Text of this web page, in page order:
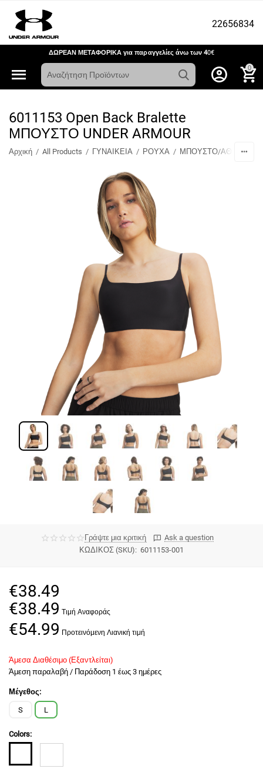
22656834
0
ΔΩΡΕΑΝ ΜΕΤΑΦΟΡΙΚΑ για παραγγελίες άνω των 40€
6011153 Open Back Bralette
ΜΠΟΥΣΤΟ UNDER ARMOUR
Αρχική / All Products / ΓΥΝΑΙΚΕΙΑ / ΡΟΥΧΑ / ΜΠΟΥΣΤΟ/ΑΘΛΗΤΙΚΑ
Γράψτε μια κριτική
Ask a question
ΚΩΔΙΚΟΣ (SKU): 6011153-001
€38.49
€54.99
€38.49
Άμεσα Διαθέσιμο (Εξαντλείται)
Άμεση παραλαβή / Παράδoση 1 έως 3 ημέρες
Μέγεθος:
S L
Colors: